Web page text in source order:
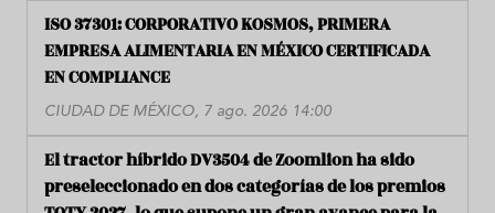
ISO 37301: CORPORATIVO KOSMOS, PRIMERA
EMPRESA ALIMENTARIA EN MÉXICO CERTIFICADA
EN COMPLIANCE
CIUDAD DE MÉXICO, 7 ago. 2026 14:00
El tractor híbrido DV3504 de Zoomlion ha sido
preseleccionado en dos categorías de los premios